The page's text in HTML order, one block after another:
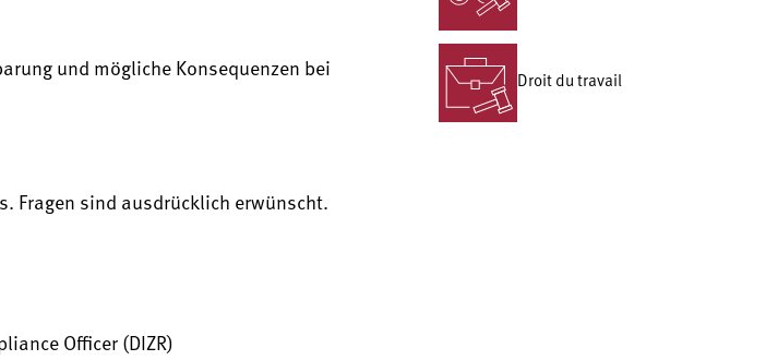
und mögliche Konsequenzen bei
Fragen sind ausdrücklich erwünscht.
Officer (DIZR)
Droit du travail